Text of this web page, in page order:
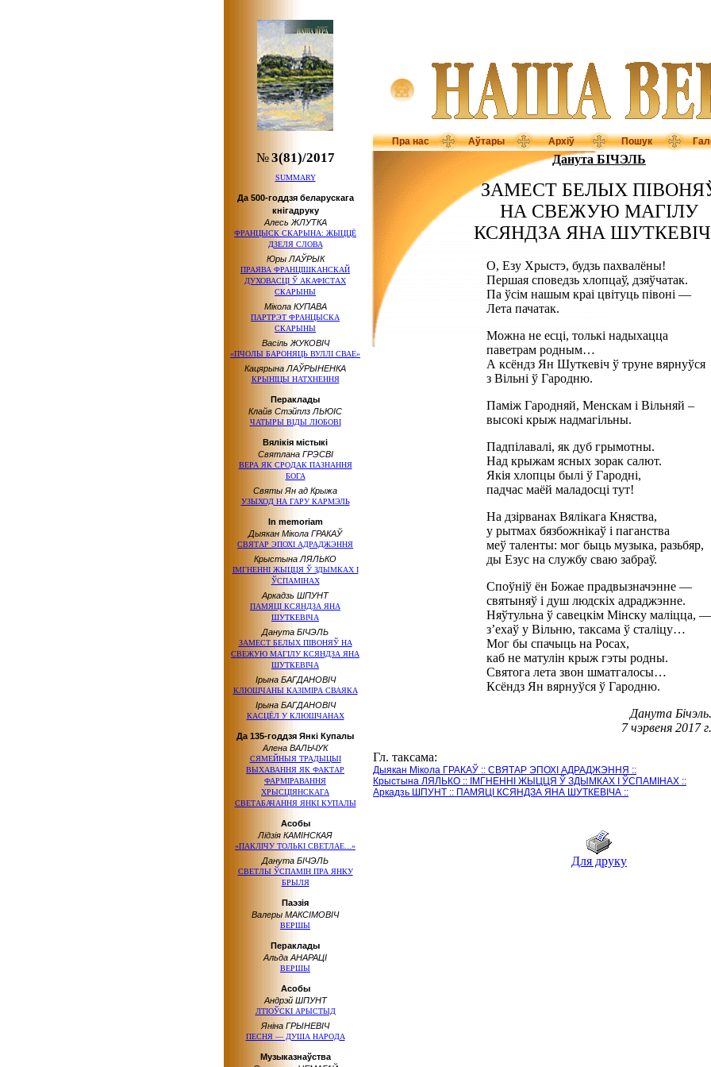
Пра нас Аўтары Архіў Пошук
№3(81)/2017
SUMMARY
Да 500-годдзя беларускага
кнігадруку
Алесь ЖЛУТКА
ФРАНЦЫСК СКАРЫНА: ЖЫЦЦЁ
ДЗЕЛЯ СЛОВА
Юры ЛАЎРЫК
ПРАЯВА ФРАНЦІШКАНСКАЙ
ДУХОВАСЦІ Ў АКАФІСТАХ
СКАРЫНЫ
Мікола КУПАВА
ПАРТРЭТ ФРАНЦЫСКА
СКАРЫНЫ
Васіль ЖУКОВІЧ
«ПЧОЛЫ БАРОНЯЦЬ ВУЛЛІ СВАЕ»
Кацярына ЛАЎРЫНЕНКА
КРЫНІЦЫ НАТХНЕННЯ
Пераклады
Клайв Стэйплз ЛЬЮІС
ЧАТЫРЫ ВІДЫ ЛЮБОВІ
Вялікія містыкі
Святлана ГРЭСВІ
ВЕРА ЯК СРОДАК ПАЗНАННЯ
БОГА
Святы Ян ад Крыжа
УЗЫХОД НА ГАРУ КАРМЭЛЬ
In memoriam
Дыякан Мікола ГРАКАЎ
СВЯТАР ЭПОХІ АДРАДЖЭННЯ
Крыстына ЛЯЛЬКО
ІМГНЕННІ ЖЫЦЦЯ Ў ЗДЫМКАХ І
ЎСПАМІНАХ
Аркадзь ШПУНТ
ПАМЯЦІ КСЯНДЗА ЯНА
ШУТКЕВІЧА
Данута БІЧЭЛЬ
ЗАМЕСТ БЕЛЫХ ПІВОНЯЎ НА
СВЕЖУЮ МАГІЛУ КСЯНДЗА ЯНА
ШУТКЕВІЧА
Ірына БАГДАНОВІЧ
КЛЮШЧАНЫ КАЗІМІРА СВАЯКА
Ірына БАГДАНОВІЧ
КАСЦЁЛ У КЛЮШЧАНАХ
Да 135-годдзя Янкі Купалы
Алена ВАЛЬЧУК
СЯМЕЙНЫЯ ТРАДЫЦЫІ
ВЫХАВАННЯ ЯК ФАКТАР
ФАРМІРАВАННЯ
ХРЫСЦІЯНСКАГА
СВЕТАБАЧАННЯ ЯНКІ КУПАЛЫ
Асобы
Лідзія КАМІНСКАЯ
«ПАКЛІЧУ ТОЛЬКІ СВЕТЛАЕ...»
Данута БІЧЭЛЬ
СВЕТЛЫ ЎСПАМІН ПРА ЯНКУ
БРЫЛЯ
Паэзія
Валеры МАКСІМОВІЧ
ВЕРШЫ
Пераклады
Альда АНАРАЦІ
ВЕРШЫ
Асобы
Андрэй ШПУНТ
ЛТІОЎСКІ АРЫСТЫД
Яніна ГРЫНЕВІЧ
ПЕСНЯ — ДУША НАРОДА
Музыказнаўства
Данута БІЧЭЛЬ
ЗАМЕСТ БЕЛЫХ
НА СВЕЖУЮ МАГІЛУ
КСЯНДЗА ЯНА
О, Езу Хрыстэ, будзь пахвалёны!
Першая споведзь хлопцаў, дзяўчатак.
Па ўсім нашым краі цвітуць півоні —
Лета пачатак.
Можна не есці, толькі надыхацца
паветрам родным…
А ксёндз Ян Шуткевіч ў труне вярнуўся
з Вільні ў Гародню.
Паміж Гародняй, Менскам і Вільняй –
высокі крыж надмагільны.
Падпілавалі, як дуб грымотны.
Над крыжам ясных зорак салют.
Якія хлопцы былі ў Гародні,
падчас маёй маладосці тут!
На дзірванах Вялікага Княства,
у рытмах бязбожнікаў і паганства
меў таленты: мог быць музыка, разьбяр,
ды Езус на службу сваю забраў.
Споўніў ён Божае прадвызначэнне —
святыняў і душ людскіх адраджэнне.
Няўтульна ў савецкім Мінску маліцца, —
з’ехаў у Вільню, таксама ў сталіцу…
Мог бы спачыць на Росах,
каб не матулін крыж гэты родны.
Святога лета звон шматгалосы…
Ксёндз Ян вярнуўся ў Гародню.
Данута Бічэль.
7 чэрвеня 2017 г.
Гл. таксама:
Дыякан Мікола ГРАКАЎ :: СВЯТАР ЭПОХІ АДРАДЖЭННЯ ::
Крыстына ЛЯЛЬКО :: ІМГНЕННІ ЖЫЦЦЯ Ў ЗДЫМКАХ І ЎСПАМІНАХ ::
Аркадзь ШПУНТ :: ПАМЯЦІ КСЯНДЗА ЯНА ШУТКЕВІЧА ::
Для друку